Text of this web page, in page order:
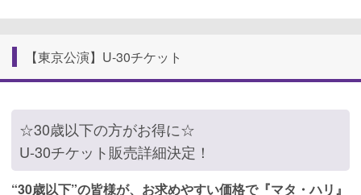
【東京公演】U-30チケット
☆30歳以下の方がお得に☆
U-30チケット販売詳細決定！
“30歳以下”の皆様が、お求めやすい価格で『マタ・ハリ』